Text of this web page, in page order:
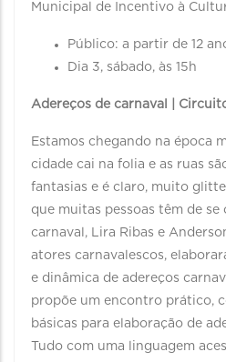
Municipal de Incentivo à
Público: a partir de 12
Dia 3, sábado, às 15h
Adereços de carnaval |
Estamos chegando na época
cidade cai na folia e as ruas
fantasias e é claro, muito
que muitas pessoas têm de
carnaval, Lira Ribas e
atores carnavalescos,
e dinâmica de adereços
propõe um encontro prático,
básicas para elaboração de
Tudo com uma linguagem